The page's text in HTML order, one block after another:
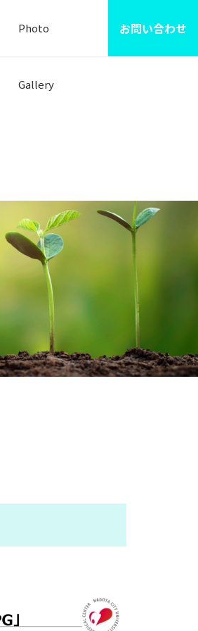
Photo
Gallery
お問い合わせ